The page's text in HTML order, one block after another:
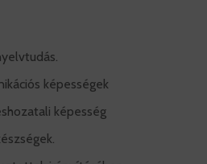
képességek
képesség